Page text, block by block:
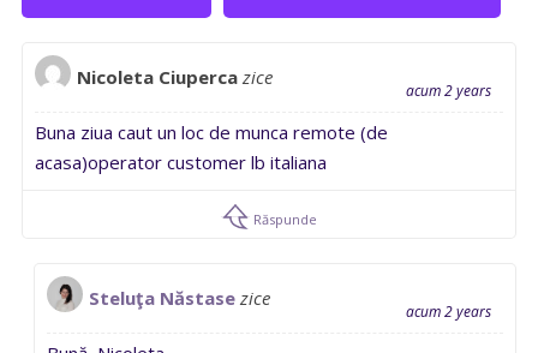
Nicoleta Ciuperca zice
acum 2 years
Buna ziua caut un loc de munca remote (de
acasa)operator customer lb italiana
Răspunde
Steluţa Năstase zice
acum 2 years